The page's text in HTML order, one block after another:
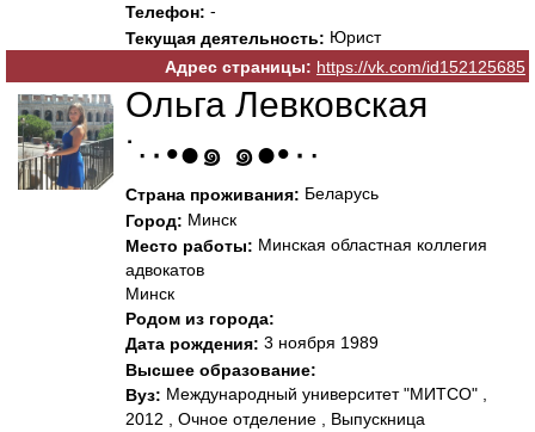
Телефон: -
Текущая деятельность: Юрист
Адрес страницы: https://vk.com/id152125685
Ольга Левковская
˙·٠•●๑ ๑●•٠·
Страна проживания: Беларусь
Город: Минск
Место работы: Минская областная коллегия
адвокатов
Минск
Родом из города:
Дата рождения: 3 ноября 1989
Высшее образование:
Вуз: Международный университет "МИТСО" ,
2012 , Очное отделение , Выпускница